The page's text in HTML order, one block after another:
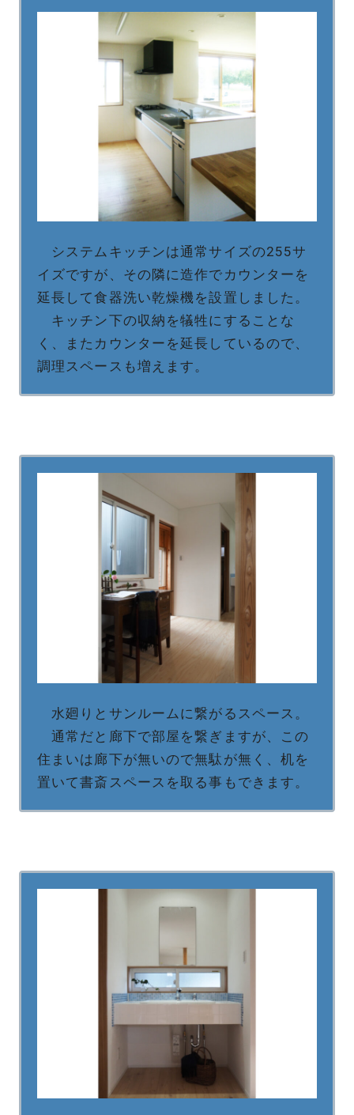
システムキッチンは通常サイズの255サ
イズですが、その隣に造作でカウンターを
延長して食器洗い乾燥機を設置しました。
キッチン下の収納を犠牲にすることな
く、またカウンターを延長しているので、
調理スペースも増えます。
水廻りとサンルームに繋がるスペース。
通常だと廊下で部屋を繋ぎますが、この
住まいは廊下が無いので無駄が無く、机を
置いて書斎スペースを取る事もできます。